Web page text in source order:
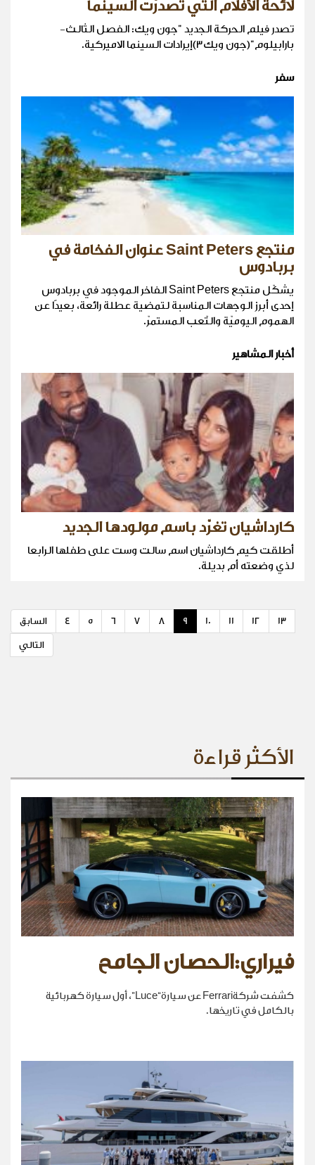
لائحة الأفلام التي تصدرّت السينما
تصدر فيلم الحركة الجديد "جون ويك: الفصل الثالث-
بارابيلوم"(جون ويك٣)إيرادات السينما الاميركية.
سفر
منتجع Saint Peters عنوان الفخامة في
بربادوس
يشكّل منتجع Saint Peters الفاخر الموجود في بربادوس
إحدى أبرز الوجهات المناسبة لتمضية عطلة رائعة، بعيدًا عن
الهموم اليوميّة والتّعب المستمرّ.
أخبار المشاهير
كارداشيان تغرّد باسم مولودها الجديد
أطلقت كيم كارداشيان اسم سالت وست على طفلها الرابعا
لذي وضعته أم بديلة.
السابق 4 5 6 7 8 9 10 11 12 13
التالي
الأكثر قراءة
فيراري:الحصان الجامح
كشفت شركةFerrari عن سيارة“Luce”، أول سيارة كهربائية
بالكامل في تاريخها.